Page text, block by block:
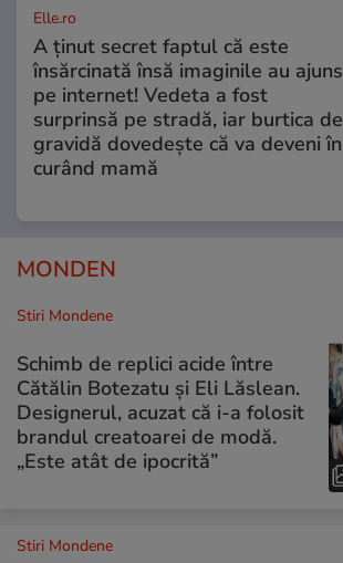
Elle.ro
A ținut secret faptul că este
însărcinată însă imaginile au ajuns
pe internet! Vedeta a fost
surprinsă pe stradă, iar burtica de
gravidă dovedește că va deveni în
curând mamă
MONDEN
Stiri Mondene
Schimb de replici acide între
Cătălin Botezatu și Eli Lăslean.
Designerul, acuzat că i-a folosit
brandul creatoarei de modă.
„Este atât de ipocrită”
Stiri Mondene